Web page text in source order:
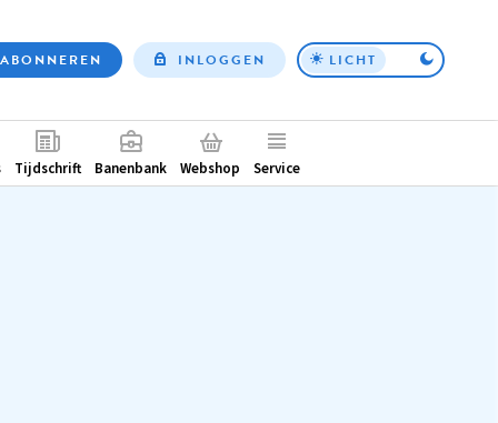
Top
ABONNEREN INLOGGEN LICHT
Tijdschrift Banenbank Webshop Service